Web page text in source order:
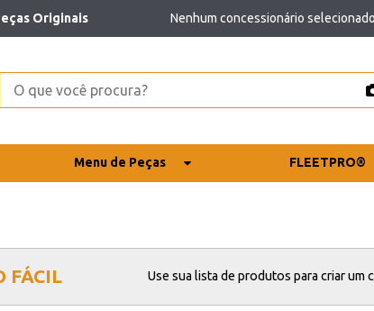
Originais Nenhum concessionário selecionado
Menu de Peças FLEETPRO®
FÁCIL Use sua lista de produtos para criar um